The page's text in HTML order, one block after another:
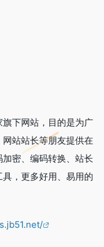
下网站，目的是为广
站站长等朋友提供在
密、编码转换、站长
，更多好用、易用的